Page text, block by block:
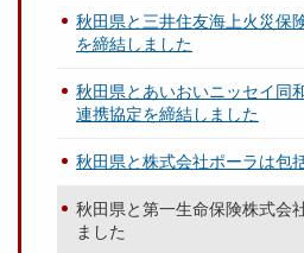
秋田県と三井住友海上火災保
を締結しました
秋田県とあいおいニッセイ同
連携協定を締結しました
秋田県と株式会社ポーラは包
秋田県と第一生命保険株式会
ました